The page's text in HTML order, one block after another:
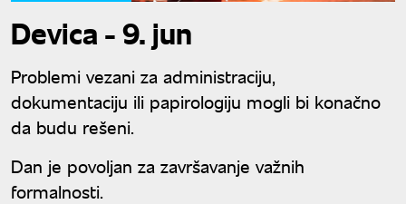
Devica - 9. jun
Problemi vezani za administraciju,
dokumentaciju ili papirologiju mogli bi konačno
da budu rešeni.
Dan je povoljan za završavanje važnih
formalnosti.